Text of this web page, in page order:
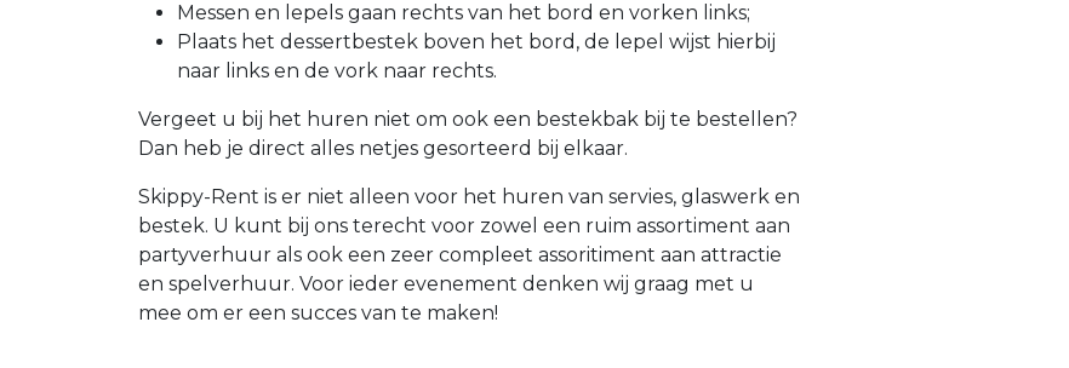
Messen en lepels gaan rechts van het bord en vorken links;
Plaats het dessertbestek boven het bord, de lepel wijst hierbij
naar links en de vork naar rechts.
Vergeet u bij het huren niet om ook een bestekbak bij te bestellen?
Dan heb je direct alles netjes gesorteerd bij elkaar.
Skippy-Rent is er niet alleen voor het huren van servies, glaswerk en
bestek. U kunt bij ons terecht voor zowel een ruim assortiment aan
partyverhuur als ook een zeer compleet assoritiment aan attractie
en spelverhuur. Voor ieder evenement denken wij graag met u
mee om er een succes van te maken!